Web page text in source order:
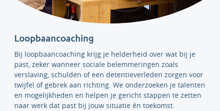
Loopbaancoaching
Bij loopbaancoaching krijg je helderheid over wat bij je
past, zeker wanneer sociale belemmeringen zoals
verslaving, schulden of een detentieverleden zorgen voor
twijfel of gebrek aan richting. We onderzoeken je talenten
en mogelijkheden en helpen je gericht stappen te zetten
naar werk dat past bij jouw situatie én toekomst.